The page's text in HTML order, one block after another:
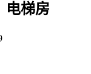
电梯房